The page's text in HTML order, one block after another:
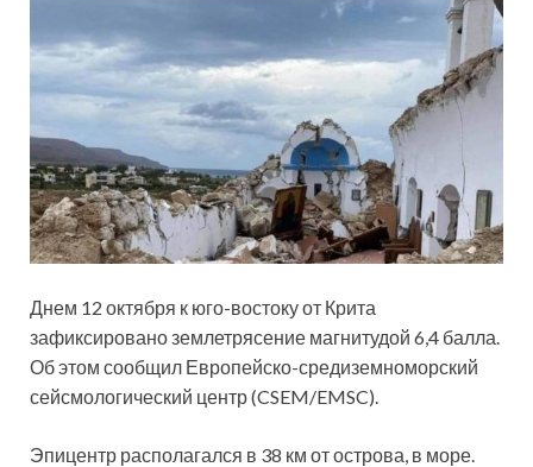
Днем 12 октября к юго-востоку от Крита
зафиксировано землетрясение магнитудой 6,4 балла.
Об этом сообщил Европейско-средиземноморский
сейсмологический центр (CSEM/EMSC).
Эпицентр располагался в 38 км от острова, в море.